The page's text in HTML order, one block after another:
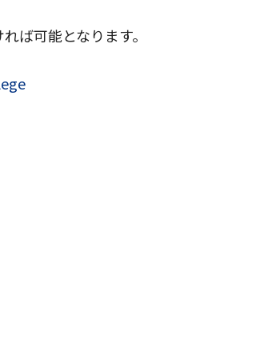
ば可能となります。